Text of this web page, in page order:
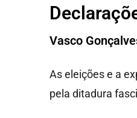
Vasco
As eleições e a
pela ditadura